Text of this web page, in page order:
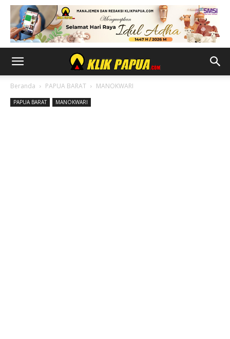
Beranda PAPUA BARAT MANOKWARI
PAPUA BARAT MANOKWARI